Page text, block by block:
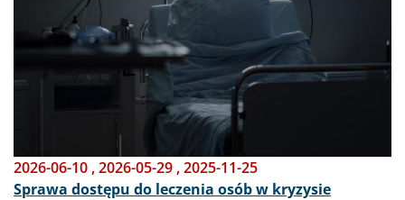
2026-06-10 ,2026-05-29 ,2025-11-25
Sprawa dostępu do leczenia osób w kryzysie